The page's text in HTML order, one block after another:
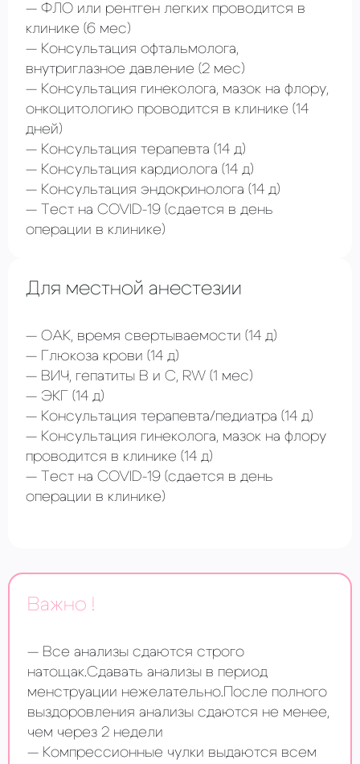
ФЛО или рентген легких проводится в
клинике (6 мес)
Консультация офтальмолога,
внутриглазное давление (2 мес)
Консультация гинеколога, мазок на флору,
онкоцитологию проводится в клинике (14
дней)
Консультация терапевта (14 д)
Консультация кардиолога (14 д)
Консультация эндокринолога (14 д)
Тест на COVID-19 (сдается в день
операции в клинике)
Для местной анестезии
ОАК, время свертываемости (14 д)
Глюкоза крови (14 д)
ВИЧ, гепатиты В и С, RW (1 мес)
ЭКГ (14 д)
Консультация терапевта/педиатра (14 д)
Консультация гинеколога, мазок на флору
проводится в клинике (14 д)
Тест на COVID-19 (сдается в день
операции в клинике)
Важно !
Все анализы сдаются строго
натощак.Сдавать анализы в период
менструации нежелательно.После полного
выздоровления анализы сдаются не менее,
чем через 2 недели
Компрессионные чулки выдаются всем